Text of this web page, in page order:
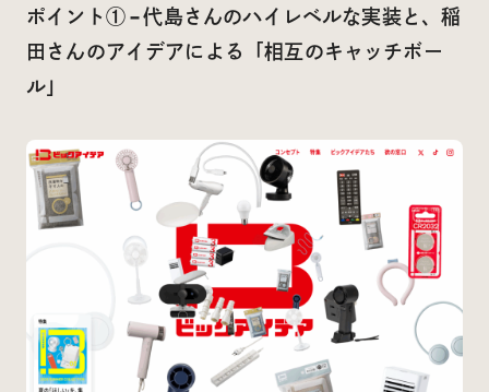
ポイント① – 代島さんのハイレベルな実装と、稲
田さんのアイデアによる「相互のキャッチボー
ル」